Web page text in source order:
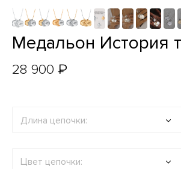
Медальон История
28 900 ₽
Длина цепочки:
Цвет цепочки: